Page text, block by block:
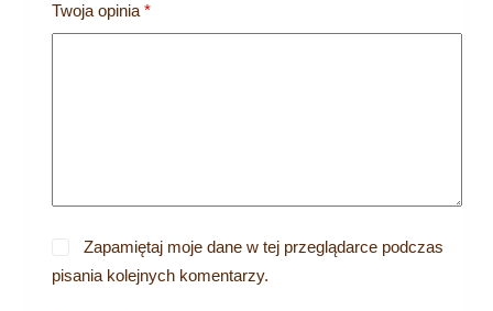
Twoja opinia *
Zapamiętaj moje dane w tej przeglądarce podczas
pisania kolejnych komentarzy.